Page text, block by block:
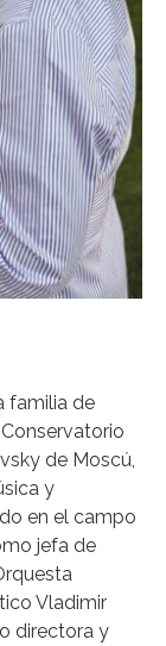
familia de
de Moscú,
y
en el campo
jefa de
Vladimir
directora y